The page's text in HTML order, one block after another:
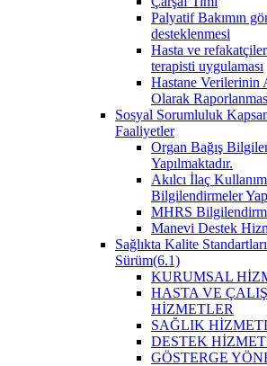
Palyatif Bakımın
desteklenmesi
Hasta ve
terapisti uygulaması
Hastane Verilerinin
Olarak
Sosyal Sorumluluk
Faaliyetler
Organ Bağış
Yapılmaktadır.
Akılcı İlaç
Bilgilendirmeler
MHRS
Manevi Destek
Sağlıkta Kalite
Sürüm(6.1)
KURUMSAL
HASTA VE
HİZMETLER
SAĞLIK
DESTEK
GÖSTERGE